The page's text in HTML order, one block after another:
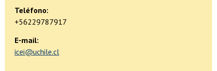
Teléfono:
+56229787917
E-mail:
icei@uchile.cl